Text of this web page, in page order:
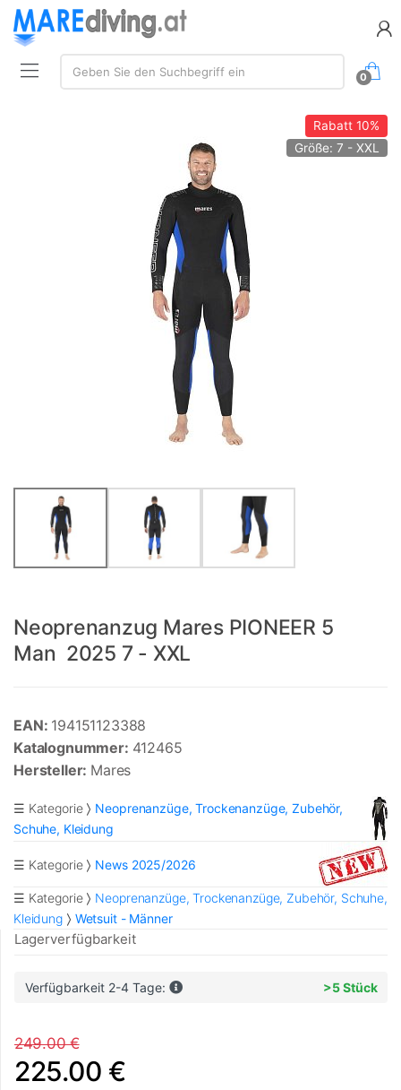
Suchen:
Geben Sie den Suchbegriff ein
0
Rabatt10%
Größe: 7 - XXL
Neoprenanzug Mares PIONEER 5
Man 2025 7 - XXL
EAN: 194151123388
Katalognummer: 412465
Hersteller: Mares
☰ Kategorie
Neoprenanzüge, Trockenanzüge, Zubehör,
Schuhe, Kleidung
☰ Kategorie News 2025/2026
☰ Kategorie
Neoprenanzüge, Trockenanzüge, Zubehör, Schuhe,
Kleidung
Wetsuit - Männer
Lagerverfügbarkeit
Verfügbarkeit 2-4 Tage: >5 Stück
249.00 €
225.00 €